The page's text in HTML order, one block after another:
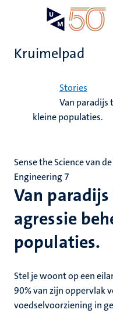
Kruimelpad
Stories
Van paradijs
kleine populaties.
Van
agressie
populaties.
Sense the Science van
Engineering 7
Stel je woont op een
90% van zijn oppervlak
voedselvoorziening in